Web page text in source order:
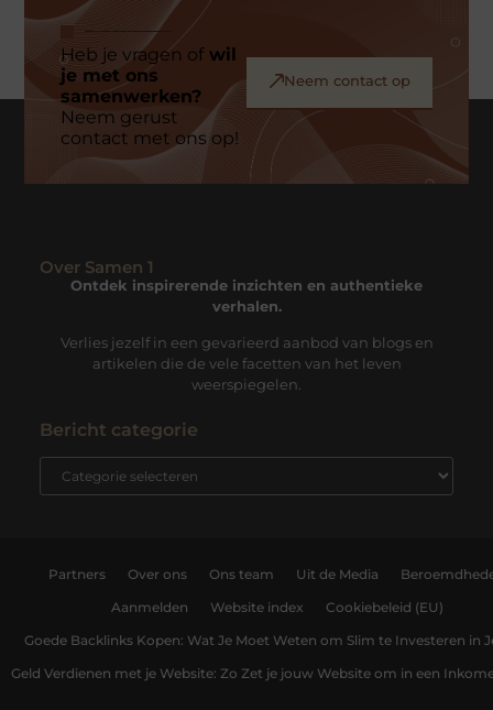
Heb je vragen ofwil
je met ons
samenwerken?
Neem gerust
contact met ons op!
Neem contact op
Over Samen 1
Ontdek inspirerende inzichten en authentieke
verhalen.
Verlies jezelf in een gevarieerd aanbod van blogs en
artikelen die de vele facetten van het leven
weerspiegelen.
Bericht categorie
Partners Over ons Ons team Uit de Media
Aanmelden Website index Cookiebeleid (EU)
Goede Backlinks Kopen: Wat Je Moet Weten om Slim te Investeren in
Geld Verdienen met je Website: Zo Zet je jouw Website om in een